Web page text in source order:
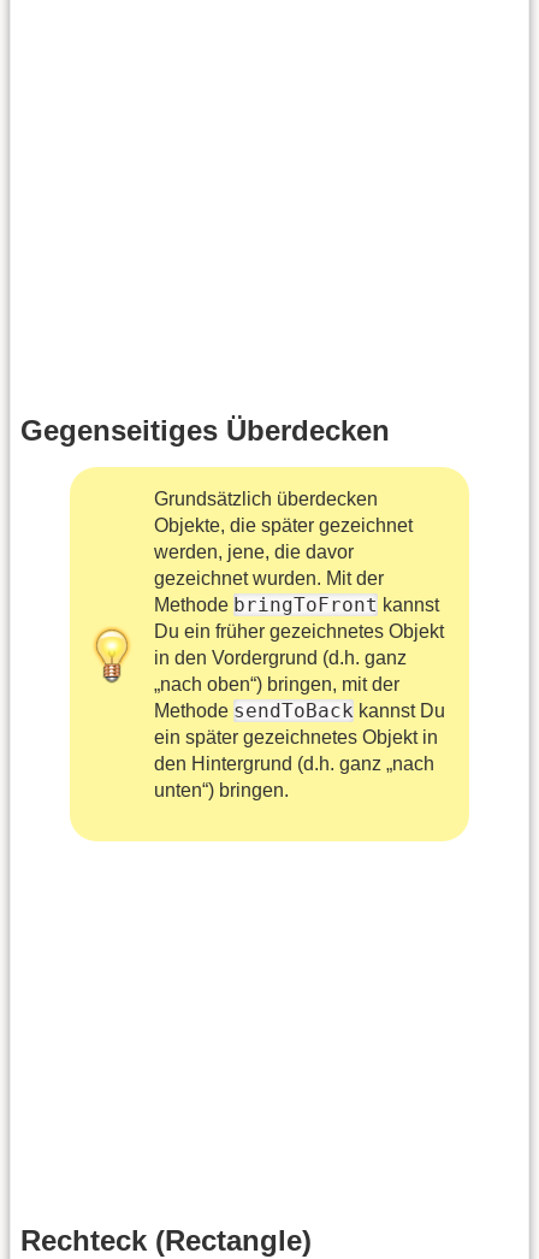
Gegenseitiges Überdecken
Grundsätzlich überdecken
Objekte, die später gezeichnet
werden, jene, die davor
gezeichnet wurden. Mit der
Methode bringToFront kannst
Du ein früher gezeichnetes Objekt
in den Vordergrund (d.h. ganz
„nach oben“) bringen, mit der
Methode sendToBack kannst Du
ein später gezeichnetes Objekt in
den Hintergrund (d.h. ganz „nach
unten“) bringen.
Rechteck (Rectangle)